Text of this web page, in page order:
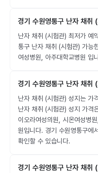
경기 수원영통구 난자 채취
난자 채취 (시험관) 최저가 예
통구 난자 채취 (시험관) 가능
여성병원, 아주대학교병원 입
경기 수원영통구 난자 채취
난자 채취 (시험관) 성지는 가
난자 채취 (시험관) 성지 가
이오라여성의원, 시온여성병
원입니다. 경기 수원영통구에
확인할 수 있습니다.
경기 수원영통구 난자 채취